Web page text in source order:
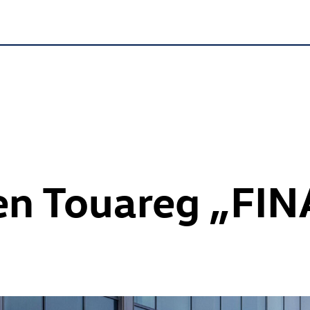
Touareg